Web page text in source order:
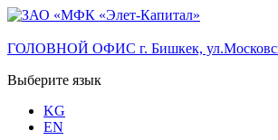
ГОЛОВНОЙ ОФИС г. Бишкек,
Выберите язык
KG
EN